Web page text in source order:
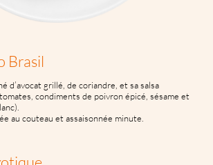
Brasil
d’avocat grillé, de coriandre, et sa salsa
condiments de poivron épicé, sésame et
au couteau et assaisonnée minute.